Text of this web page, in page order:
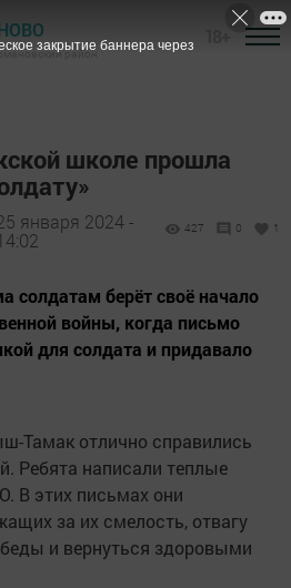
район
школе прошла
января 2024 -
427 0 1
солдатам берёт своё начало
войны, когда письмо
для солдата и придавало
Тамак отлично справились
Ребята написали теплые
В этих письмах они
за их смелость, отвагу
и вернуться здоровыми
закрытие баннера через